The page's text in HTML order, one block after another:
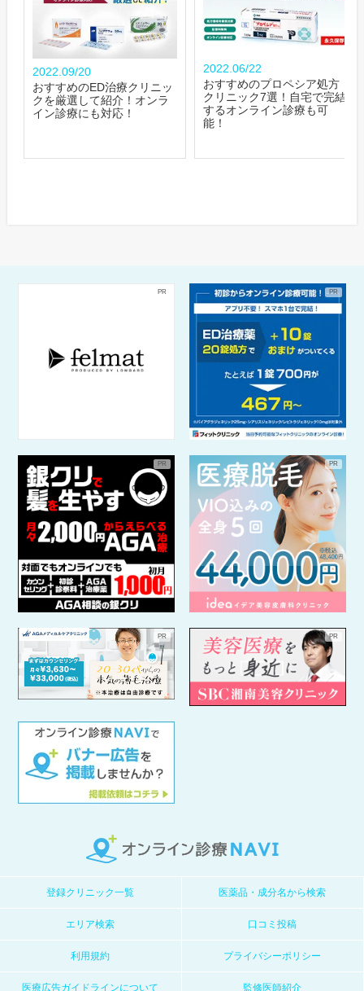
2022.09/20
おすすめのED治療クリニッ
クを厳選して紹介！オンラ
イン診療にも対応！
2022.06/22
おすすめのプロペシア処方
クリニック7選！自宅で完結
するオンライン診療も可
能！
登録クリニック一覧 医薬品・成分名から検索
エリア検索 口コミ投稿
利用規約 プライバシーポリシー
医療広告ガイドラインについて 監修医師紹介